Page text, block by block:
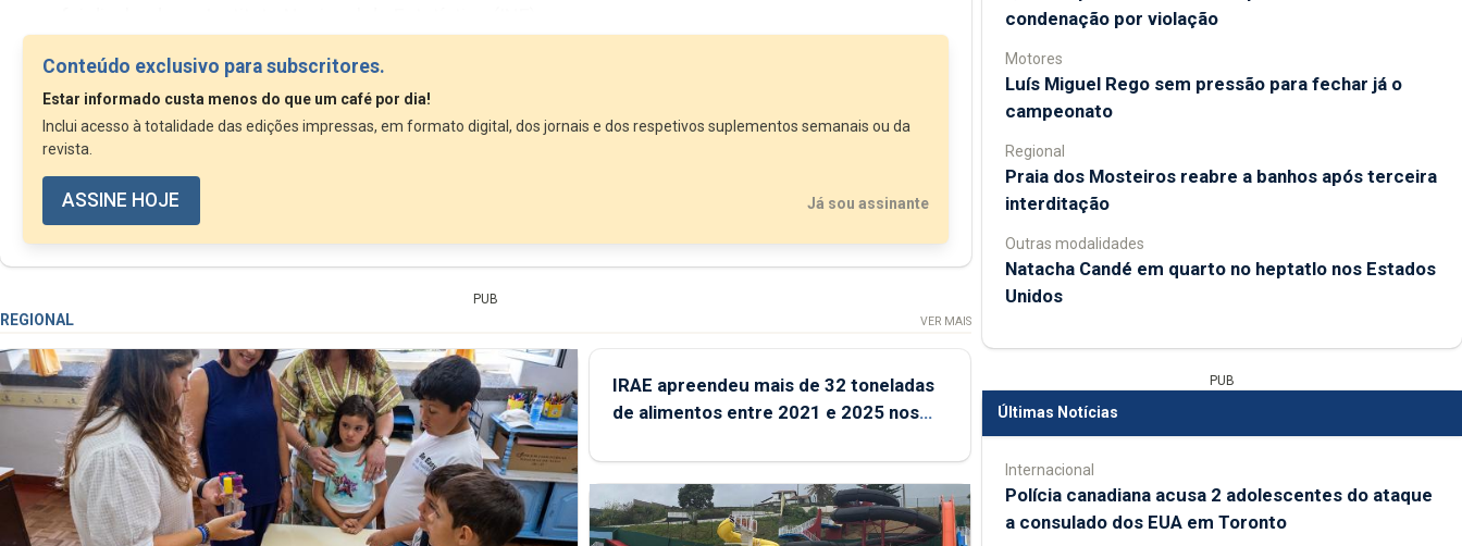
Conteúdo exclusivo para subscritores.
Estar informado custa menos do que um café por dia!
Inclui acesso à totalidade das edições impressas, em formato digital, dos jornais e dos respetivos suplementos semanais ou da
revista.
ASSINE HOJE Já sou assinante
PUB
REGIONAL VER MAIS
IRAE apreendeu mais de 32 toneladas
de alimentos entre 2021 e 2025 nos
condenação por violação
Motores
Luís Miguel Rego sem pressão para fechar já o
campeonato
Regional
Praia dos Mosteiros reabre a banhos após terceira
interditação
Outras modalidades
Natacha Candé em quarto no heptatlo nos Estados
Unidos
PUB
Últimas Notícias
Internacional
Polícia canadiana acusa 2 adolescentes do ataque
a consulado dos EUA em Toronto